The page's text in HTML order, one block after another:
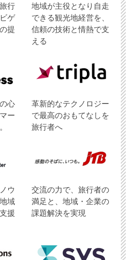
行
ゲ
提
地域が主役となり自走
できる観光地経営を、
信頼の技術と情熱で支
える
心
ー
革新的なテクノロジー
で最高のおもてなしを
旅行者へ
ウ
域
援
交流の力で、旅行者の
満足と、地域・企業の
課題解決を実現